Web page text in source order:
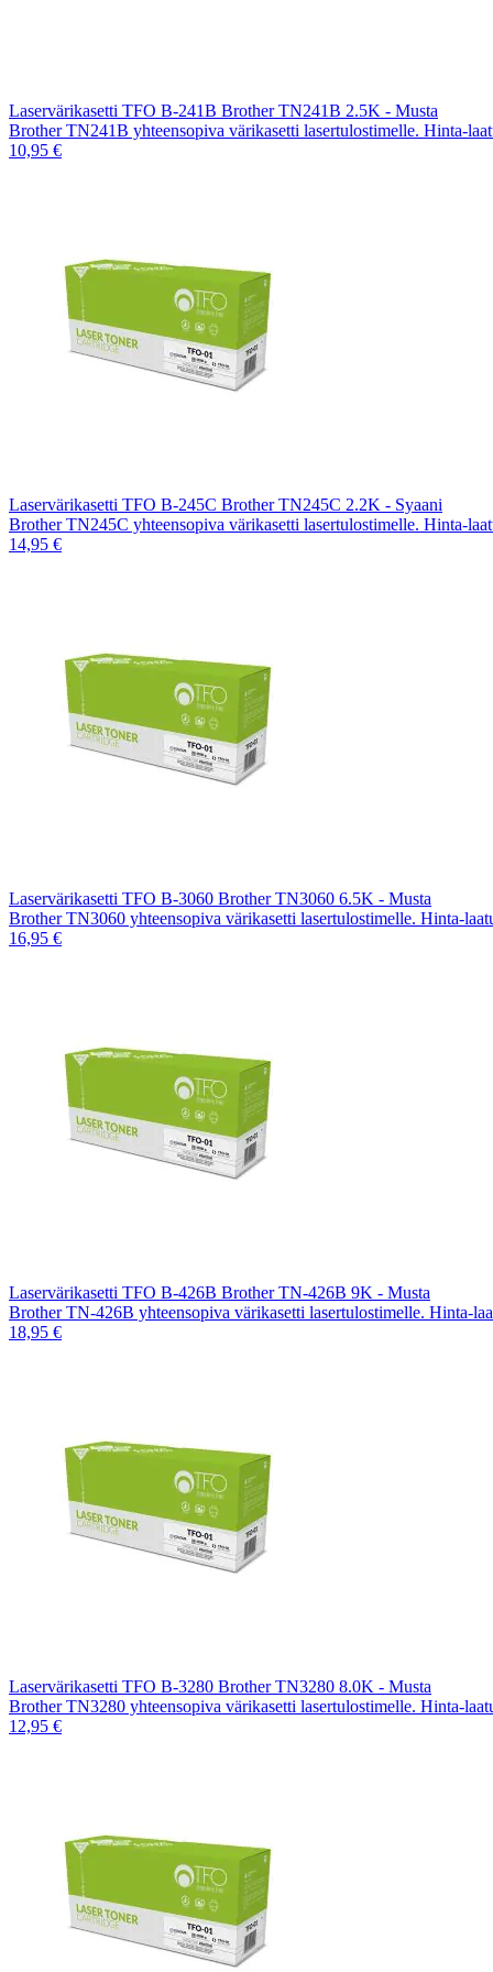
Laservärikasetti TFO B-241B Brother TN241B 2.5K - Musta
Brother TN241B yhteensopiva värikasetti lasertulostimelle. Hinta-
10,95 €
Laservärikasetti TFO B-245C Brother TN245C 2.2K - Syaani
Brother TN245C yhteensopiva värikasetti lasertulostimelle. Hinta-
14,95 €
Laservärikasetti TFO B-3060 Brother TN3060 6.5K - Musta
Brother TN3060 yhteensopiva värikasetti lasertulostimelle. Hinta-
16,95 €
Laservärikasetti TFO B-426B Brother TN-426B 9K - Musta
Brother TN-426B yhteensopiva värikasetti lasertulostimelle. Hinta-
18,95 €
Laservärikasetti TFO B-3280 Brother TN3280 8.0K - Musta
Brother TN3280 yhteensopiva värikasetti lasertulostimelle. Hinta-
12,95 €